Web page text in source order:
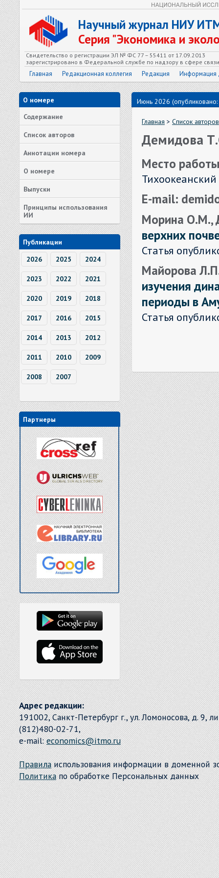
Научный журнал НИУ
Серия "Экономика и
Свидетельство о регистрации ЭЛ № ФС 77 – 55411 от 17.09.2013
зарегистрировано в Федеральной службе по надзору в сфере
Главная Редакционная коллегия Редакция Информация
О номере
Содержание
Список авторов
Аннотации номера
О номере
Выпуски
Принципы использования
ИИ
Публикации
2026
2025 2024
2023 2022 2021
2020 2019 2018
2017 2016 2015
2014 2013 2012
2011 2010 2009
2008 2007
Партнеры
Июнь 2026
Главная > Список авторов
Демидова
Место
E-mail:
Морина О.М.,
верхних
Статья
Майорова
изучения
периоды в
Статья
Адрес редакции:
191002, Санкт-Петербург г., ул. Ломоносова, д. 9,
(812)480-02-71,
e-mail:economics@itmo.ru
Правилаиспользования информации в доменной
Политикапо обработке Персональных данных